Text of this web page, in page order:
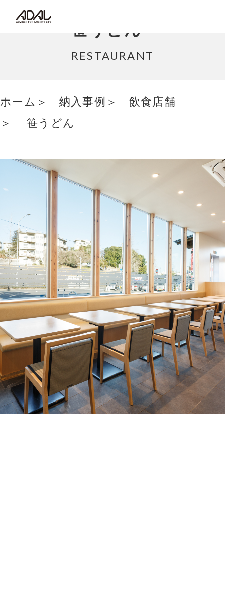
コラム
最新情報/ニュース
Japanese
笹うどん
RESTAURANT
ホーム 納入事例
飲食店舗
笹うどん